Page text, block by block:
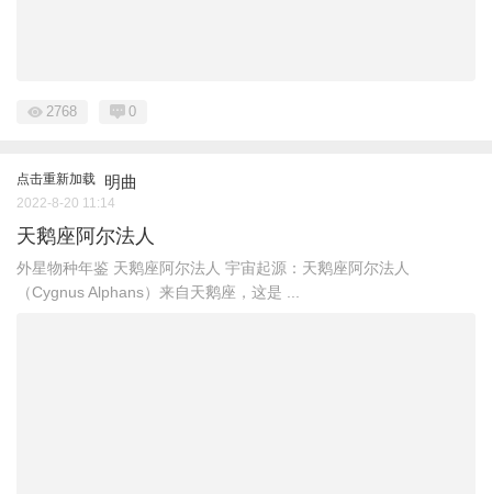
2768 0
点击重新加载 明曲
2022-8-20 11:14
天鹅座阿尔法人
外星物种年鉴 天鹅座阿尔法人 宇宙起源：天鹅座阿尔法人
（Cygnus Alphans）来自天鹅座，这是 ...